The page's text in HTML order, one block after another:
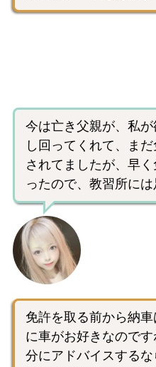
今は亡き父親が、私
し回ってくれて、ま
されてましたが、早
ったので、教習所には
免許を取る前から納
に車がお好きなので
分にアドバイスする